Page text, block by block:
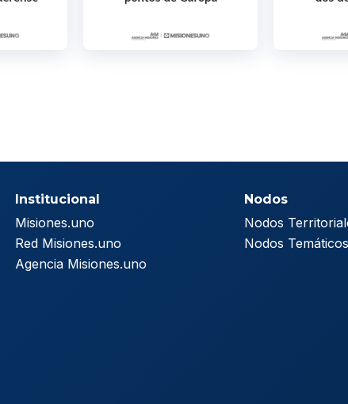
Institucional
Misiones.uno
Red Misiones.uno
Agencia Misiones.uno
Nodos
Nodos
Nodos Temáticos